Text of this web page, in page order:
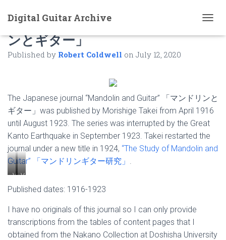
Digital Guitar Archive
O
G
T
I
Mandolin and Guitar 「マンドリ
ンとギター」
Published by Robert Coldwell on July 12, 2020
The Japanese journal “Mandolin and Guitar” 「マンドリンと
ギター」was published by Morishige Takei from April 1916
until August 1923. The series was interrupted by the Great
Kanto Earthquake in September 1923. Takei restarted the
journal under a new title in 1924, “The Study of Mandolin and
Guitar” 「マンドリンギター研究」
V
.
N
o
V
o
N
o
Published dates: 1916-1923
I have no originals of this journal so I can only provide
transcriptions from the tables of content pages that I
obtained from the Nakano Collection at Doshisha University